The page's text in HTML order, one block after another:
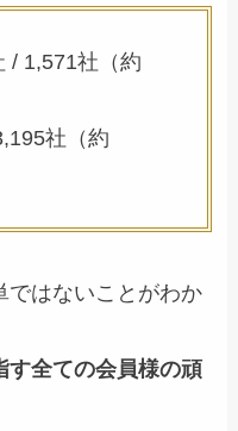
/ 1,571社（約
社（約
ではないことがわか
す全ての会員様の頑